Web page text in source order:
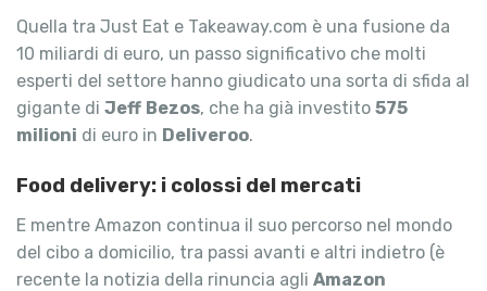
Quella tra Just Eat e Takeaway.com è una fusione da
10 miliardi di euro, un passo significativo che molti
esperti del settore hanno giudicato una sorta di sfida al
gigante di Jeff Bezos, che ha già investito 575
milioni di euro in Deliveroo.
Food delivery: i colossi del mercati
E mentre Amazon continua il suo percorso nel mondo
del cibo a domicilio, tra passi avanti e altri indietro (è
recente la notizia della rinuncia agli Amazon